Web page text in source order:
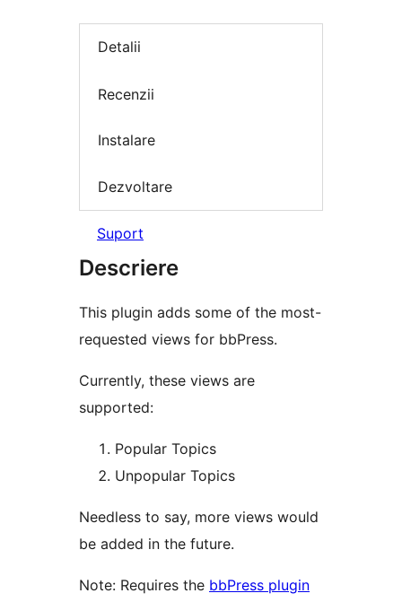
Detalii
Recenzii
Instalare
Dezvoltare
Suport
Descriere
This plugin adds some of the most-
requested views for bbPress.
Currently, these views are
supported:
Popular Topics
Unpopular Topics
Needless to say, more views would
be added in the future.
Note: Requires the bbPress plugin